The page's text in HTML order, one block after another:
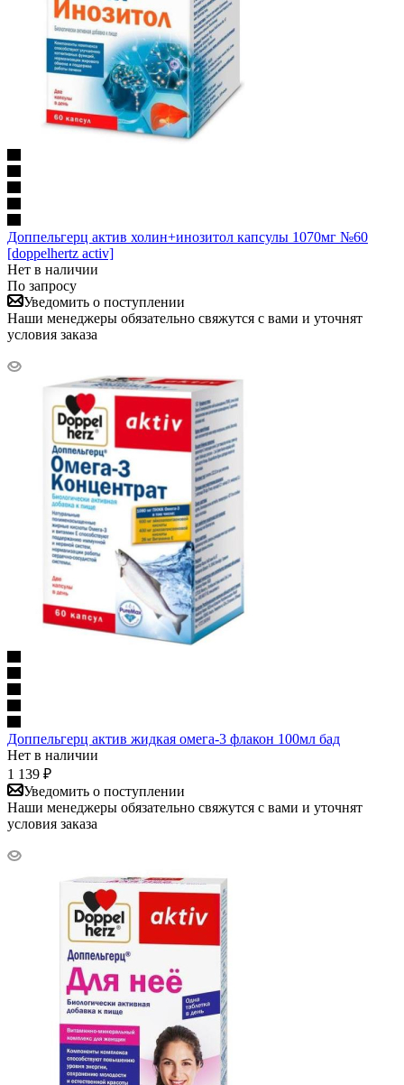
Доппельгерц актив холин+инозитол капсулы 1070мг №60
[doppelhertz activ]
Нет в наличии
По запросу
Уведомить о поступлении
Наши менеджеры обязательно свяжутся с вами и уточнят
условия заказа
Доппельгерц актив жидкая омега-3 флакон 100мл бад
Нет в наличии
1 139 ₽
Уведомить о поступлении
Наши менеджеры обязательно свяжутся с вами и уточнят
условия заказа